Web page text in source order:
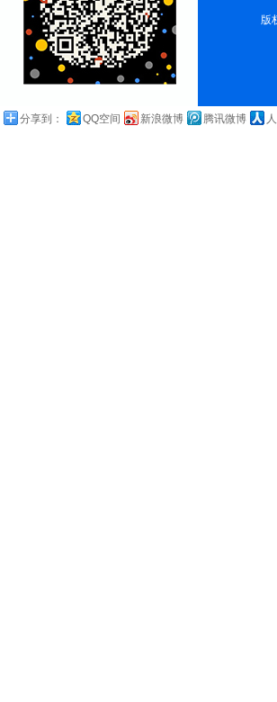
版
分享到： QQ空间 新浪微博 腾讯微博